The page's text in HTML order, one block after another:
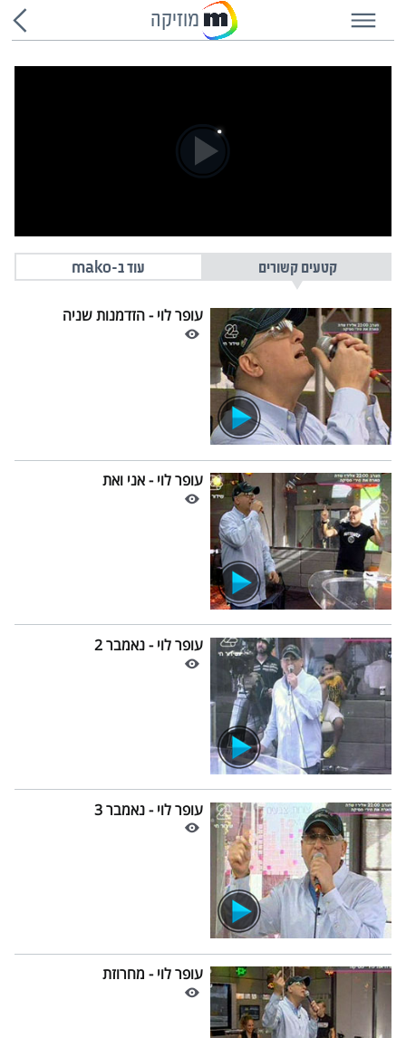
מוזיקה
קטעים קשורים עוד ב-mako
עופר לוי - הזדמנות שניה
עופר לוי - אני ואת
עופר לוי - נאמבר 2
עופר לוי - נאמבר 3
עופר לוי - מחרוזת